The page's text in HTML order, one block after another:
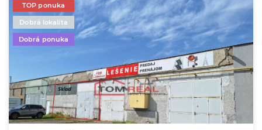
TOP ponuka
Dobrá lokalita
Dobrá ponuka